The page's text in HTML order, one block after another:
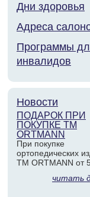
Дни здоровья
Адреса
Программы
инвалидов
Новости
ПОДАРОК ПРИ
ПОКУПКЕ ТМ
ORTMANN
При покупке
ортопедических
ТМ ORTMANN от
читать